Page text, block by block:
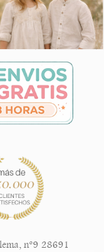
nº9 28691